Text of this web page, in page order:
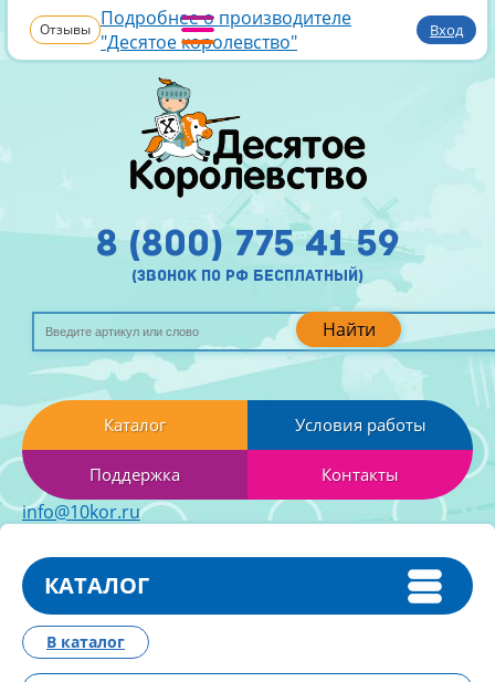
Отзывы Подробнее о производителе
"Десятое королевство"
Вход
Найти
8 (800) 775 41 59
(звонок по рф бесплатный)
Каталог Условия работы
Поддержка Контакты
info@10kor.ru
КАТАЛОГ
В каталог